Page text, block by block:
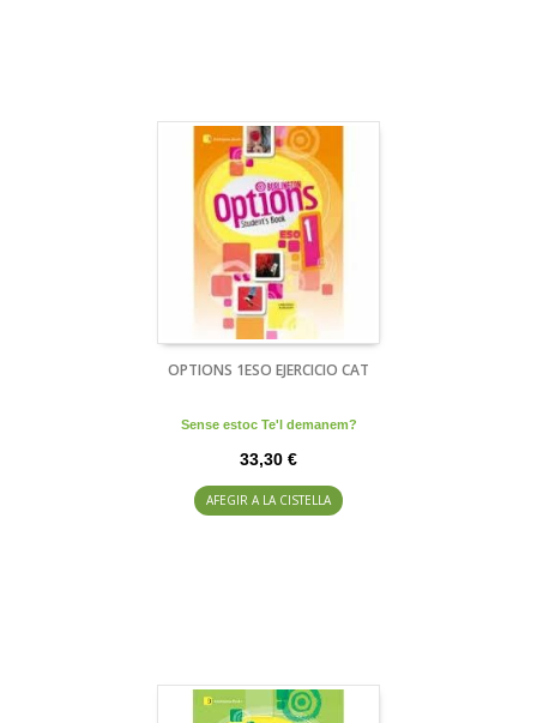
OPTIONS 1ESO EJERCICIO CAT
Sense estoc Te'l demanem?
33,30 €
AFEGIR A LA CISTELLA